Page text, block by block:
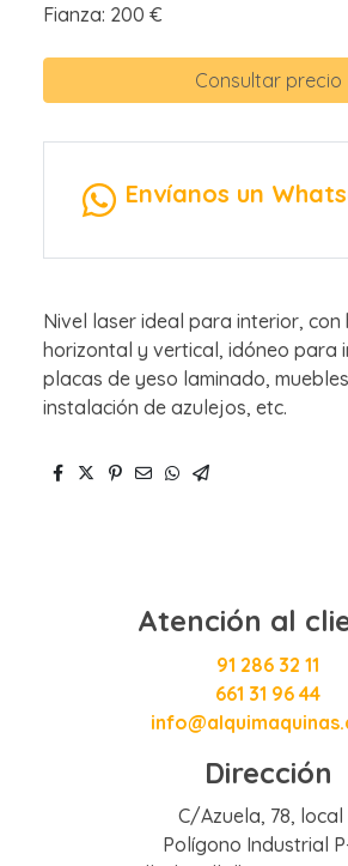
Fianza: 200 €
Consultar precio
Envíanos un
Nivel laser ideal para interior, con
horizontal y vertical, idóneo para
placas de yeso laminado,
instalación de azulejos, etc.
Atención al
91 286 32 11
661 31 96 44
Dirección
C/Azuela, 78, local
Polígono Industrial